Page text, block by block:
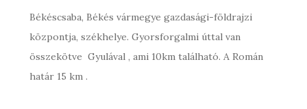
Békéscsaba, Békés vármegye gazdasági-földrajzi
központja, székhelye. Gyorsforgalmi úttal van
összekötve Gyulával , ami 10km található. A Román
határ 15 km .